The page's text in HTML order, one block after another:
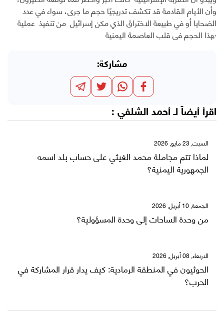
وأن الأيام القادمة قد تكشف تدريجيًا حجم ما جرى، سواء في عدد
الضحايا أو في طبيعة الاختراق الذي مكن إسرائيل من تنفيذ عملية
بهذا الحجم في قلب العاصمة اليمنية
مشاركة:
اقرأ أيضاً لـ أحمد الشلفي :
السبت, 23 مايو, 2026
لماذا تتم مجاملة محمد الغيثي على حساب بلد اسمه
الجمهورية اليمنية؟
الجمعة, 10 أبريل, 2026
من وحدة الساحات إلى وحدة المسؤولية؟
الاربعاء, 08 أبريل, 2026
الحوثيون في المنطقة الرمادية: كيف يدار قرار المشاركة في
الحرب؟